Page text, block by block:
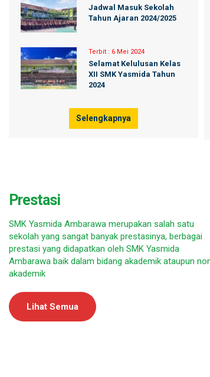
Jadwal Masuk Sekolah
Tahun Ajaran 2024/2025
Terbit : 6 Mei 2024
Selamat Kelulusan Kelas
XII SMK Yasmida Tahun
2024
Selengkapnya
Prestasi
SMK Yasmida Ambarawa merupakan salah satu
sekolah yang sangat banyak prestasinya, berbagai
prestasi yang didapatkan oleh SMK Yasmida
Ambarawa baik dalam bidang akademik ataupun
akademik
Lihat Semua